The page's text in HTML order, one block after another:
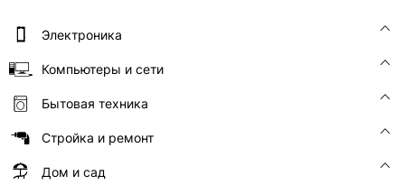
Электроника
Компьютеры и сети
Бытовая техника
Стройка и ремонт
Дом и сад